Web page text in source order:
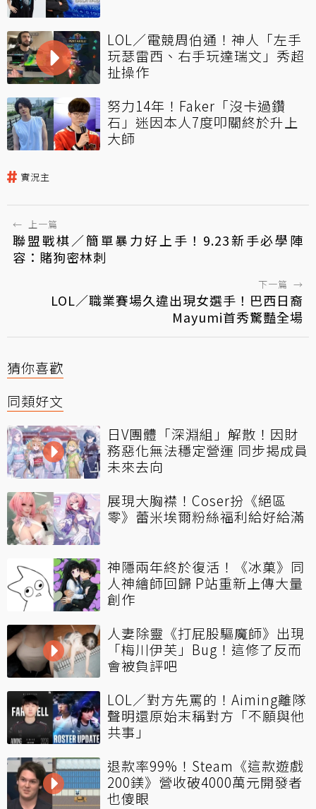
LOL／電競周伯通！神人「左手
玩瑟雷西、右手玩達瑞文」秀超
扯操作
努力14年！Faker「沒卡過鑽
石」迷因本人7度叩關終於升上
大師
實況主
← 上一篇
聯盟戰棋／簡單暴力好上手！9.23新手必學陣
容：賭狗密林刺
下一篇 →
LOL／職業賽場久違出現女選手！巴西日裔
Mayumi首秀驚豔全場
猜你喜歡
同類好文
日V團體「深淵組」解散！因財
務惡化無法穩定營運 同步揭成員
未來去向
展現大胸襟！Coser扮《絕區
零》蕾米埃爾粉絲福利給好給滿
神隱兩年終於復活！《冰菓》同
人神繪師回歸 P站重新上傳大量
創作
人妻除靈《打屁股驅魔師》出現
「梅川伊芙」Bug！這修了反而
會被負評吧
LOL／對方先罵的！Aiming離隊
聲明還原始末稱對方「不願與他
共事」
退款率99%！Steam《這款遊戲
200鎂》營收破4000萬元開發者
也傻眼